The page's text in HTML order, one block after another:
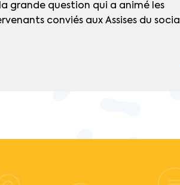
la grande question qui a animé les
conviés aux Assises du social